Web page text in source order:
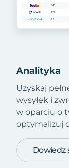
Analityka
Uzyskaj
wysyłek i
w oparciu o
optymalizuj
Dowiedz